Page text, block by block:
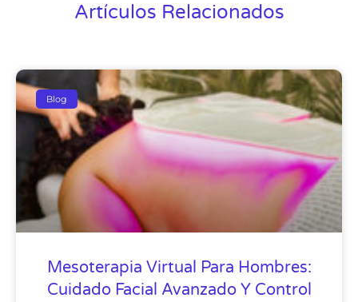
Artículos Relacionados
Blog
Mesoterapia Virtual Para Hombres:
Cuidado Facial Avanzado Y Control